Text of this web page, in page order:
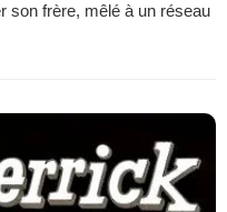
son frère, mêlé à un réseau